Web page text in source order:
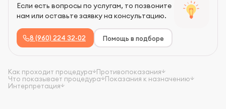
Если есть вопросы по услугам, то позвоните
нам или оставьте заявку на консультацию.
8 (960) 224 32-02 Помощь в подборе
Как проходит процедура
Противопоказания
Что показывает процедура
Показания к назначению
Интерпретация